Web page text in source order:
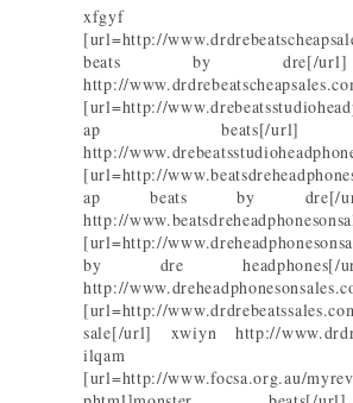
xfgyf
[url=http://
beats by dre[/
http://
[url=http://
ap beats[/url]
http://
[url=http://
ap beats by dre[/
http://
[url=http://
by dre
http://
[url=http://
sale[/url] xwiyn http://
ilqam
[url=http://www.focsa.org.au/